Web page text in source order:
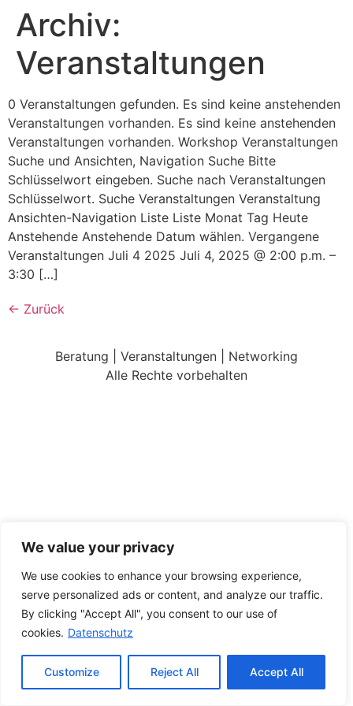
We value your privacy
We use cookies to enhance your browsing experience,
serve personalized ads or content, and analyze our traffic.
By clicking "Accept All", you consent to our use of
cookies. Datenschutz
Customize Reject All Accept All
Archiv:
Veranstaltungen
0 Veranstaltungen gefunden. Es sind keine anstehenden
Veranstaltungen vorhanden. Es sind keine anstehenden
Veranstaltungen vorhanden. Workshop Veranstaltungen
Suche und Ansichten, Navigation Suche Bitte
Schlüsselwort eingeben. Suche nach Veranstaltungen
Schlüsselwort. Suche Veranstaltungen Veranstaltung
Ansichten-Navigation Liste Liste Monat Tag Heute
Anstehende Anstehende Datum wählen. Vergangene
Veranstaltungen Juli 4 2025 Juli 4, 2025 @ 2:00 p.m. –
3:30 […]
← Zurück
Beratung | Veranstaltungen | Networking
Alle Rechte vorbehalten